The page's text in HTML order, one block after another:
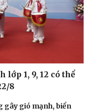
lớp 1, 9, 12 có thể
8
gây gió mạnh, biển